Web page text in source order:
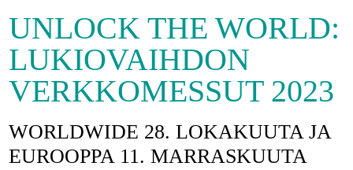
UNLOCK THE WORLD:
LUKIOVAIHDON
VERKKOMESSUT 2023
WORLDWIDE 28. LOKAKUUTA JA
EUROOPPA 11. MARRASKUUTA